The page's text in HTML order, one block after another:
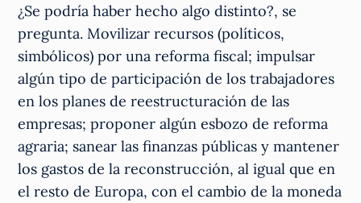
¿Se podría haber hecho algo distinto?, se
pregunta. Movilizar recursos (políticos,
simbólicos) por una reforma fiscal; impulsar
algún tipo de participación de los trabajadores
en los planes de reestructuración de las
empresas; proponer algún esbozo de reforma
agraria; sanear las finanzas públicas y mantener
los gastos de la reconstrucción, al igual que en
el resto de Europa, con el cambio de la moneda